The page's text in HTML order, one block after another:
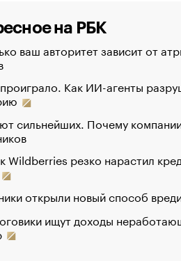
на РБК
ваш авторитет зависит от
Как ИИ-агенты
сильнейших. Почему
Wildberries резко нарастил
открыли новый способ
ищут доходы